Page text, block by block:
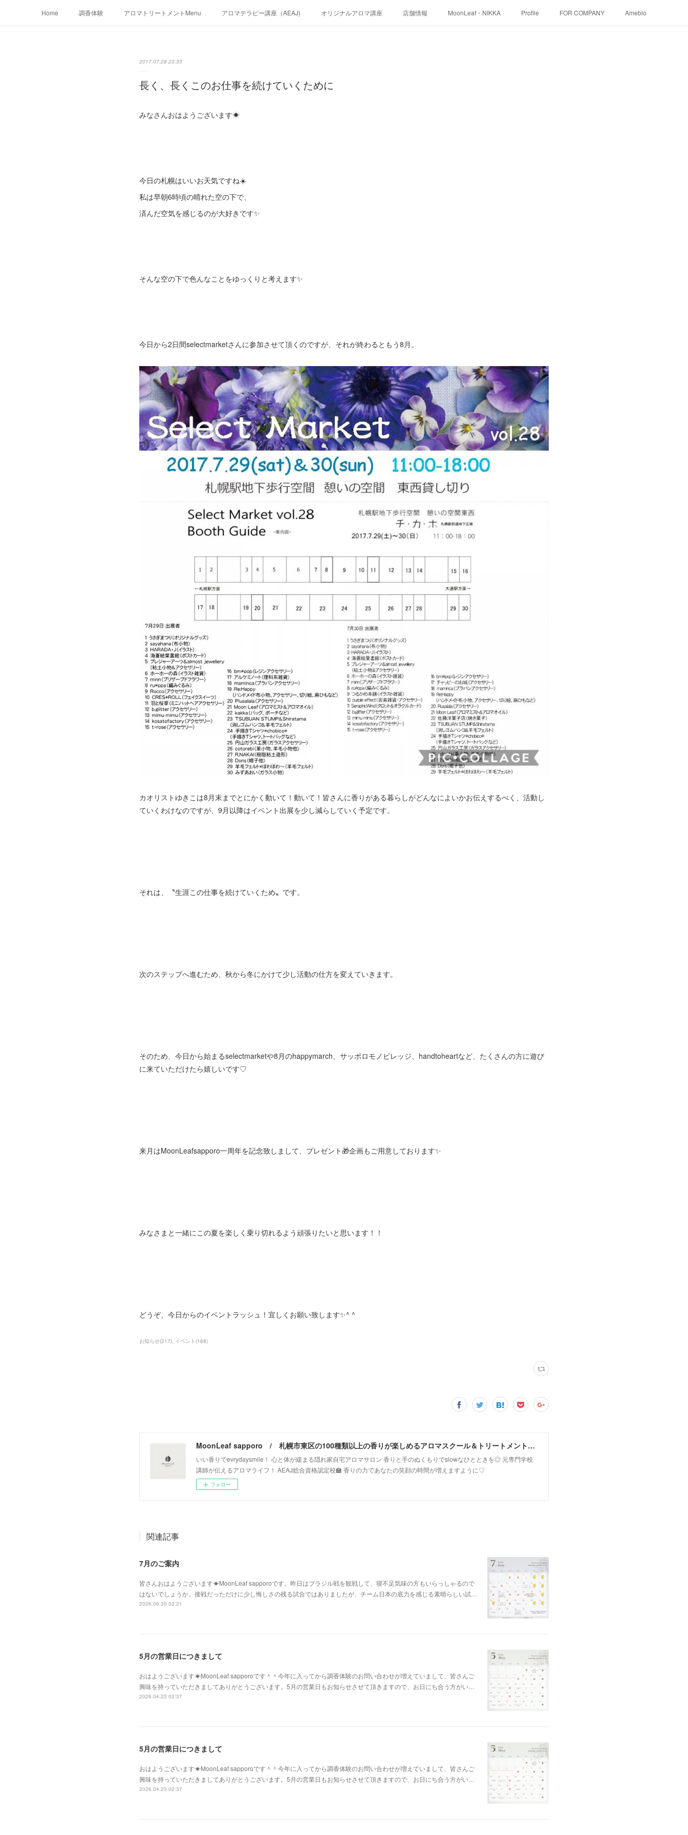
Home 調香体験 アロマトリートメントMenu アロマテラピー講座（AEAJ) オリジナルアロマ講座 店舗情報 MoonLeaf・NIKKA Profile FOR COMPANY Ameblo
2017.07.28 23:35
長く、長くこのお仕事を続けていくために
みなさんおはようございます☀
今日の札幌はいいお天気ですね☀️
私は早朝6時頃の晴れた空の下で、
済んだ空気を感じるのが大好きです✨
そんな空の下で色んなことをゆっくりと考えます✨
今日から2日間selectmarketさんに参加させて頂くのですが、それが終わるともう8月。
カオリストゆきこは8月末までとにかく動いて！動いて！皆さんに香りがある暮らしがどんなによいかお伝えするべく、活動し
ていくわけなのですが、9月以降はイベント出展を少し減らしていく予定です。
それは、〝生涯この仕事を続けていくため〟です。
次のステップへ進むため、秋から冬にかけて少し活動の仕方を変えていきます。
そのため、今日から始まるselectmarketや8月のhappymarch、サッポロモノビレッジ、handtoheartなど、たくさんの方に遊び
に来ていただけたら嬉しいです♡
来月はMoonLeafsapporo一周年を記念致しまして、プレゼント🎁企画もご用意しております✨
みなさまと一緒にこの夏を楽しく乗り切れるよう頑張りたいと思います！！
どうぞ、今日からのイベントラッシュ！宜しくお願い致します✨^ ^
お知らせ(217) イベント (168)
MoonLeaf sapporo / 札幌市東区の100種類以上の香りが楽しめるアロマスクール＆トリートメントサロン
いい香りでevrydaysmile！ 心と体が緩まる隠れ家自宅アロマサロン 香りと手のぬくもりでslowなひとときを◎ 元専門学校
講師が伝えるアロマライフ！ AEAJ総合資格認定校🏫 香りの力であなたの笑顔の時間が増えますように♡
フォロー
関連記事
7月のご案内
皆さんおはようございます☀MoonLeaf sapporoです。昨日はブラジル戦を観戦して、寝不足気味の方もいらっしゃるので
はないでしょうか。接戦だっただけに少し悔しさの残る試合ではありましたが、チーム日本の底力を感じる素晴らしい試…
2026.06.30 02:21
5月の営業日につきまして
おはようございます☀MoonLeaf sapporoです＾＾今年に入ってから調香体験のお問い合わせが増えていまして、皆さんご
興味を持っていただきましてありがとうございます。5月の営業日もお知らせさせて頂きますので、お日にち合う方がい…
2026.04.23 02:37
5月の営業日につきまして
おはようございます☀MoonLeaf sapporoです＾＾今年に入ってから調香体験のお問い合わせが増えていまして、皆さんご
興味を持っていただきましてありがとうございます。5月の営業日もお知らせさせて頂きますので、お日にち合う方がい…
2026.04.23 02:37